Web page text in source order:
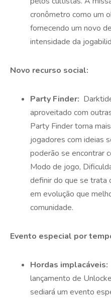
cronômetro como um
fornecendo um novo
intensidade da
Novo recurso social:
Party Finder:
aproveitado com
Party Finder torna
jogadores com ideias
poderão se encontrar
Modo de jogo,
definir do que se trata
em evolução que
comunidade.
Evento especial por
Hordas implacáveis:
lançamento de
sediará um evento